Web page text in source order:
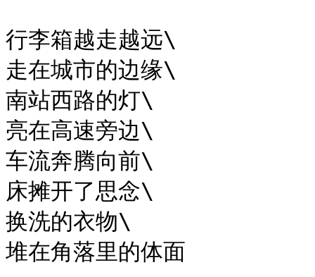
行李箱越走越远\
走在城市的边缘\
南站西路的灯\
亮在高速旁边\
车流奔腾向前\
床摊开了思念\
换洗的衣物\
堆在角落里的体面